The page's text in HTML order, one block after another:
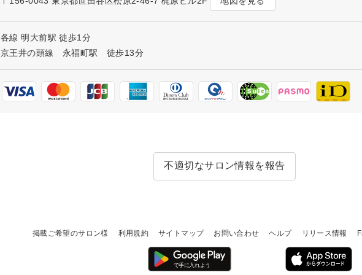
各線 明大前駅 徒歩1分
京王井の頭線 永福町駅 徒歩13分
不適切なサロン情報を報告
掲載ご希望のサロン様 利用規約 サイトマップ お問い合わせ ヘルプ リリース情報